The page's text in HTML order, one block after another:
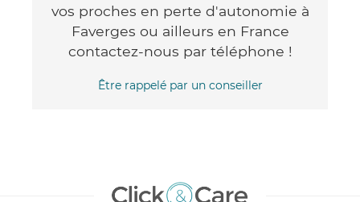
vos proches en perte d'autonomie à
Faverges ou ailleurs en France
contactez-nous par téléphone !
Être rappelé par un conseiller